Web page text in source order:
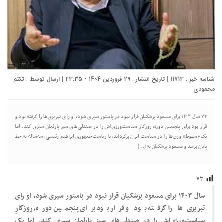
شناسه خبر : 11713 | تاریخ انتشار : 29 فروردین 1404 - 23:35 | ارسال توسط :
تکتم
محمودی
۷۳ سال ۱۴۰۳ برای مسعود پزشکیان قرار نبود در پاستور سپری شود، او رای تبریزی‌ها را گرفته بود و
قرار بود برای پنجمین دوره، روزگارِ سیاست‌ورزی‌اش را در صندلی‌های سبز پارلمان سپری کند. اما
یک «سقوط» ورق‌ها را در سیاست ایران برگرداند، تا ریاست‌جمهوری ابراهیم رئیسی، سه‌ساله به خط
پایان برسد و مسعود پزشکیان به […]
۷۳
سال ۱۴۰۳ برای مسعود پزشکیان قرار نبود در پاستور سپری شود، او رای
تبریزی‌ها را گرفته بود و قرار بود برای پنجمین دوره، روزگارِ